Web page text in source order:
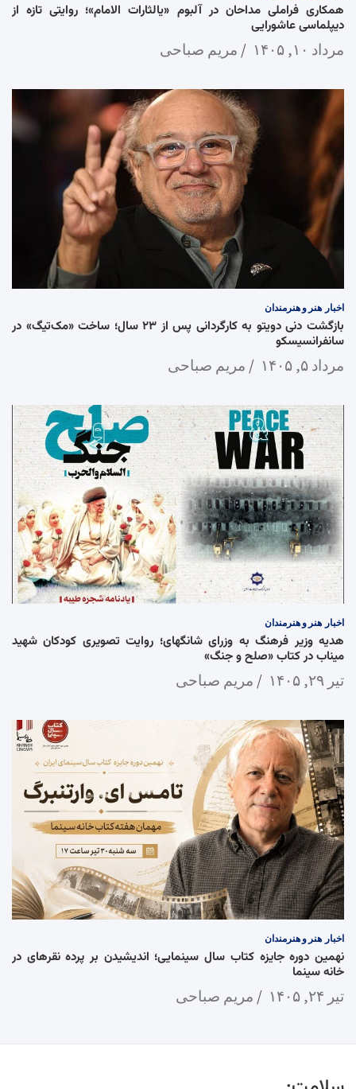
همکاری فراملی مداحان در آلبوم «یالثارات الامام»؛ روایتی تازه از
دیپلماسی عاشورایی
مرداد ۱۰, ۱۴۰۵ مریم صباحی
اخبار هنر و هنرمندان
بازگشت دنی دویتو به کارگردانی پس از ۲۳ سال؛ ساخت «مک‌تیگ» در
سانفرانسیسکو
مرداد ۵, ۱۴۰۵ مریم صباحی
اخبار هنر و هنرمندان
هدیه وزیر فرهنگ به وزرای شانگهای؛ روایت تصویری کودکان شهید
میناب در کتاب «صلح و جنگ»
تیر ۲۹, ۱۴۰۵ مریم صباحی
اخبار هنر و هنرمندان
نهمین دوره جایزه کتاب سال سینمایی؛ اندیشیدن بر پرده نقرهای در
خانه سینما
تیر ۲۴, ۱۴۰۵ مریم صباحی